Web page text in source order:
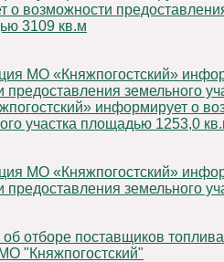
о возможности
3109 кв.м
предоставления земельного
информирует о
участка площадью 1253,0
предоставления земельного
"Княжпогостский"